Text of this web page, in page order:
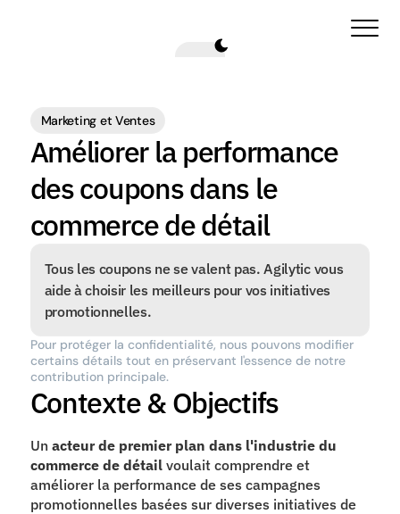
Marketing et Ventes
Améliorer la performance
des coupons dans le
commerce de détail
Tous les coupons ne se valent pas. Agilytic vous
aide à choisir les meilleurs pour vos initiatives
promotionnelles.
Pour protéger la confidentialité, nous pouvons modifier
certains détails tout en préservant l'essence de notre
contribution principale.
Contexte & Objectifs
Un acteur de premier plan dans l'industrie du
commerce de détail voulait comprendre et
améliorer la performance de ses campagnes
promotionnelles basées sur diverses initiatives de